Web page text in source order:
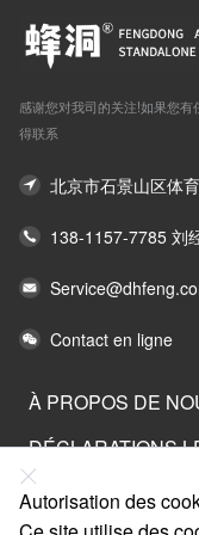
感谢您对我司的关注!如果您
得联系
北京市石景山区体
138-1157-7785 刘
Contact en ligne
À PROPOS DE
DÉCLARATIONS
AIDEZ-MOI
Autorisation des